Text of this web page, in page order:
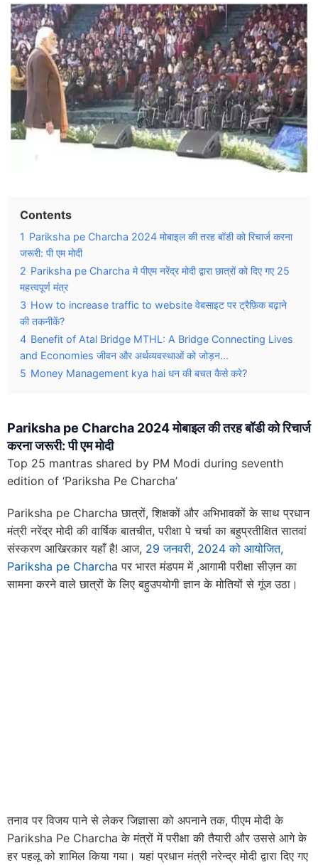
Contents
1 Pariksha pe Charcha 2024 मोबाइल की तरह बॉडी को रिचार्ज करना
जरूरी: पी एम मोदी
2 Pariksha pe Charcha मे पीएम नरेंद्र मोदी द्वारा छात्रों को दिए गए 25
महत्त्वपूर्ण मंत्र
3 How to increase traffic to website वेबसाइट पर ट्रैफ़िक बढ़ाने
की तकनीकें?
4 Benefit of Atal Bridge MTHL: A Bridge Connecting Lives
and Economies जीवन और अर्थव्यवस्थाओं को जोड़न...
5 Money Management kya hai धन की बचत कैसे करे?
Pariksha pe Charcha 2024 मोबाइल की तरह बॉडी को रिचार्ज
करना जरूरी: पी एम मोदी
Top 25 mantras shared by PM Modi during seventh
edition of ‘Pariksha Pe Charcha’
Pariksha pe Charcha छात्रों, शिक्षकों और अभिभावकों के साथ प्रधान
मंत्री नरेंद्र मोदी की वार्षिक बातचीत, परीक्षा पे चर्चा का बहुप्रतीक्षित सातवां
संस्करण आखिरकार यहाँ है! आज, 29 जनवरी, 2024 को आयोजित,
Pariksha pe Charcha पर भारत मंडपम में ,आगामी परीक्षा सीज़न का
सामना करने वाले छात्रों के लिए बहुउपयोगी ज्ञान के मोतियों से गूंज उठा।
तनाव पर विजय पाने से लेकर जिज्ञासा को अपनाने तक, पीएम मोदी के
Pariksha Pe Charcha के मंत्रों में परीक्षा की तैयारी और उससे आगे के
हर पहलू को शामिल किया गया। यहां प्रधान मंत्री नरेन्द्र मोदी द्वारा दिए गए